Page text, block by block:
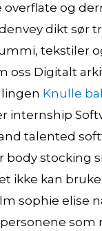
og
dikt sør
tekstiler
oss Digitalt
Knulle
internship
talented
stocking
ikke kan
sophie elise
som